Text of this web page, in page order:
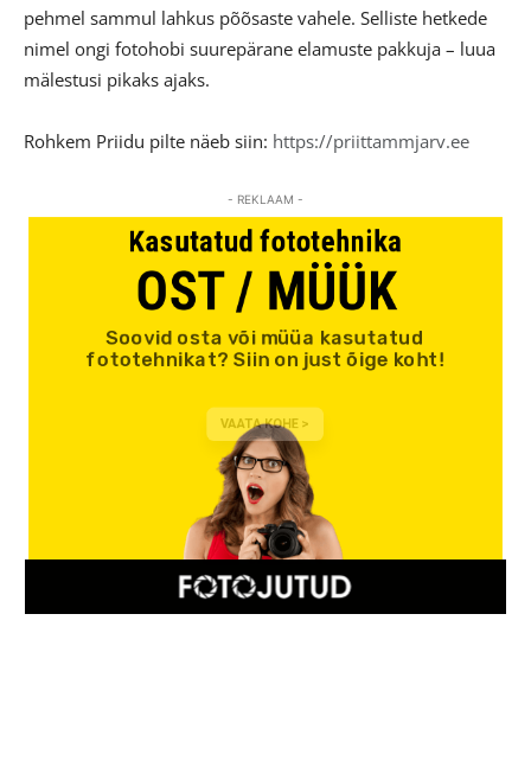
pehmel sammul lahkus põõsaste vahele. Selliste hetkede
nimel ongi fotohobi suurepärane elamuste pakkuja – luua
mälestusi pikaks ajaks.
Rohkem Priidu pilte näeb siin: https://priittammjarv.ee
- REKLAAM -